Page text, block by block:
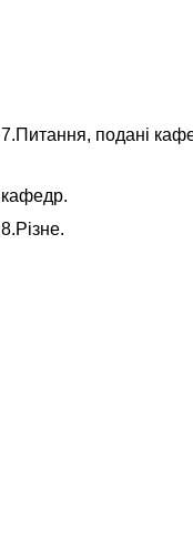
7.Питання, подані
кафедр.
8.Різне.